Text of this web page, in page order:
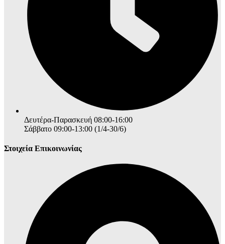
Δευτέρα-Παρασκευή 08:00-16:00
Σάββατο 09:00-13:00 (1/4-30/6)
Στοιχεία Επικοινωνίας